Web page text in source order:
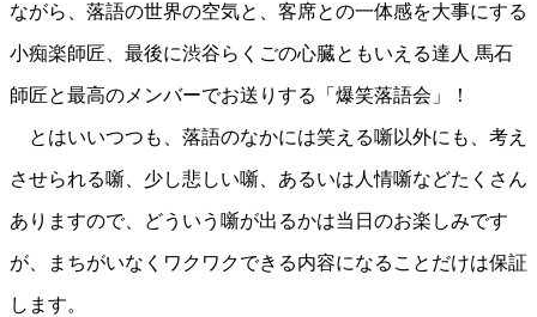
ながら、落語の世界の空気と、客席との一体感を大事にする
小痴楽師匠、最後に渋谷らくごの心臓ともいえる達人 馬石
師匠と最高のメンバーでお送りする「爆笑落語会」！
とはいいつつも、落語のなかには笑える噺以外にも、考え
させられる噺、少し悲しい噺、あるいは人情噺などたくさん
ありますので、どういう噺が出るかは当日のお楽しみです
が、まちがいなくワクワクできる内容になることだけは保証
します。